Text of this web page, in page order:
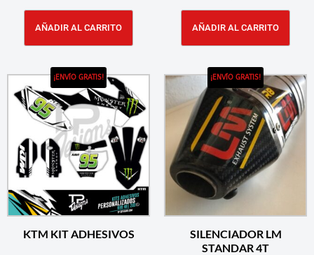
AÑADIR AL CARRITO AÑADIR AL CARRITO
¡ENVÍO GRATIS!
KTM KIT ADHESIVOS
¡ENVÍO GRATIS!
SILENCIADOR LM
STANDAR 4T